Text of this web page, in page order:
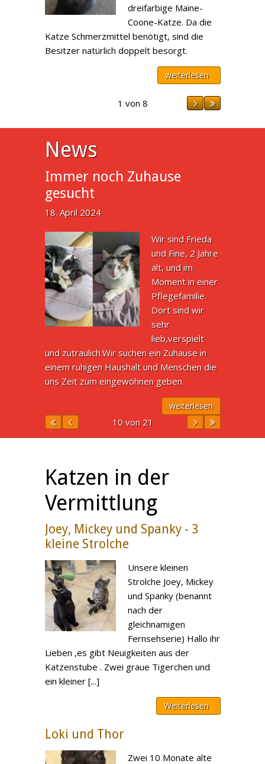
dreifarbige Maine-
Coone-Katze. Da die
Katze Schmerzmittel benötigt, sind die
Besitzer natürlich doppelt besorgt.
weiterlesen
1 von 8
News
Immer noch Zuhause
gesucht
18. April 2024
Wir sind Frieda
und Fine, 2 Jahre
alt, und im
Moment in einer
Pflegefamilie.
Dort sind wir
sehr
lieb,verspielt
und zutraulich.Wir suchen ein Zuhause in
einem ruhigen Haushalt und Menschen die
uns Zeit zum eingewöhnen geben.
weiterlesen
10 von 21
Katzen in der
Vermittlung
Joey, Mickey und Spanky - 3
kleine Strolche
Unsere kleinen
Strolche Joey, Mickey
und Spanky (benannt
nach der
gleichnamigen
Fernsehserie) Hallo ihr
Lieben ,es gibt Neuigkeiten aus der
Katzenstube . Zwei graue Tigerchen und
ein kleiner [...]
Weiterlesen
Loki und Thor
Zwei 10 Monate alte